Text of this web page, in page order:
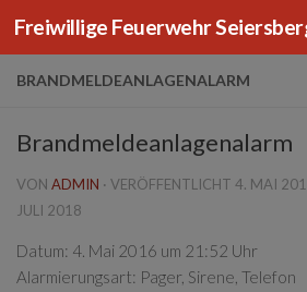
Zum Inhalt springen
Freiwillige Feuerwehr
BRANDMELDEANLAGENALARM
Brandmeldeanlagenalarm
VON ADMIN · VERÖFFENTLICHT 4. MAI
JULI 2018
Datum: 4. Mai 2016 um 21:52 Uhr
Alarmierungsart: Pager, Sirene, Telefon